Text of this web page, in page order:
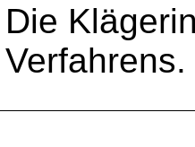
Die
Verfahrens.